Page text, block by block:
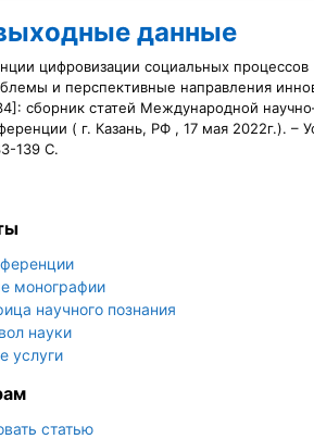
данные
цифровизации социальных процессов
и перспективные направления
сборник статей Международной
( г. Казань, РФ , 17 мая 2022г.). –
139 С.
монографии
научного познания
науки
услуги
статью